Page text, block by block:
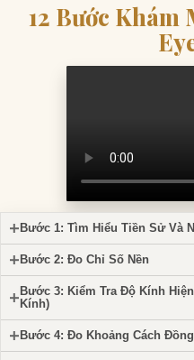
12 Bước Khám
Bước 1: Tìm Hiểu Tiền Sử Và
Bước 2: Đo Chỉ Số Nền
Bước 3: Kiểm Tra Độ Kính
Kính)
Bước 4: Đo Khoảng Cách